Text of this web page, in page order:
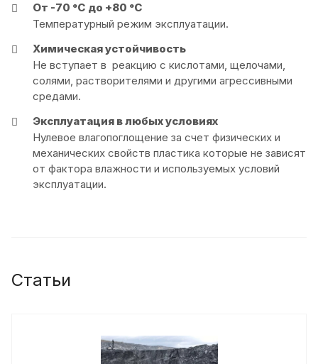
От -70 °С до +80 °С
Температурный режим эксплуатации.
Химическая устойчивость
Не вступает в реакцию с кислотами, щелочами,
солями, растворителями и другими агрессивными
средами.
Эксплуатация в любых условиях
Нулевое влагопоглощение за счет физических и
механических свойств пластика которые не зависят
от фактора влажности и используемых условий
эксплуатации.
Статьи